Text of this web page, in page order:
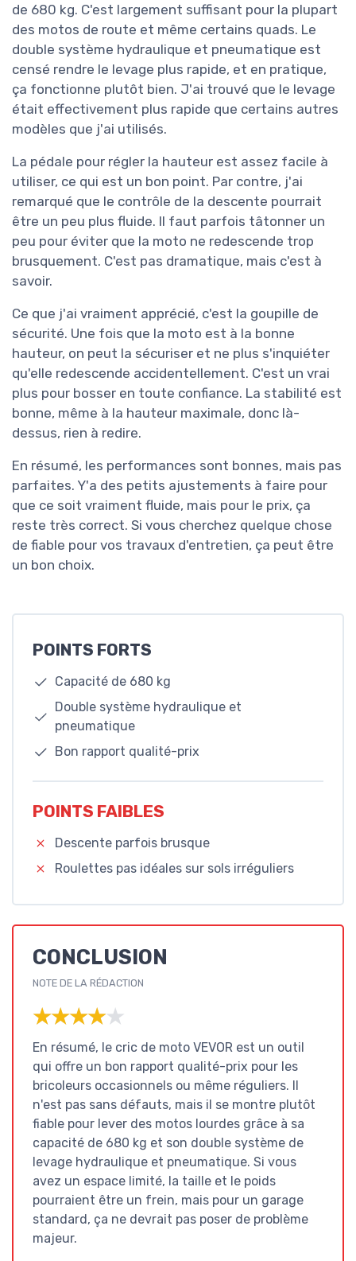
de 680 kg. C'est largement suffisant pour la plupart
des motos de route et même certains quads. Le
double système hydraulique et pneumatique est
censé rendre le levage plus rapide, et en pratique,
ça fonctionne plutôt bien. J'ai trouvé que le levage
était effectivement plus rapide que certains autres
modèles que j'ai utilisés.
La pédale pour régler la hauteur est assez facile à
utiliser, ce qui est un bon point. Par contre, j'ai
remarqué que le contrôle de la descente pourrait
être un peu plus fluide. Il faut parfois tâtonner un
peu pour éviter que la moto ne redescende trop
brusquement. C'est pas dramatique, mais c'est à
savoir.
Ce que j'ai vraiment apprécié, c'est la goupille de
sécurité. Une fois que la moto est à la bonne
hauteur, on peut la sécuriser et ne plus s'inquiéter
qu'elle redescende accidentellement. C'est un vrai
plus pour bosser en toute confiance. La stabilité est
bonne, même à la hauteur maximale, donc là-
dessus, rien à redire.
En résumé, les performances sont bonnes, mais pas
parfaites. Y'a des petits ajustements à faire pour
que ce soit vraiment fluide, mais pour le prix, ça
reste très correct. Si vous cherchez quelque chose
de fiable pour vos travaux d'entretien, ça peut être
un bon choix.
POINTS FORTS
Capacité de 680 kg
Double système hydraulique et
pneumatique
Bon rapport qualité-prix
POINTS FAIBLES
Descente parfois brusque
Roulettes pas idéales sur sols irréguliers
CONCLUSION
NOTE DE LA RÉDACTION
★★★★★
★★★★★
En résumé, le cric de moto VEVOR est un outil
qui offre un bon rapport qualité-prix pour les
bricoleurs occasionnels ou même réguliers. Il
n'est pas sans défauts, mais il se montre plutôt
fiable pour lever des motos lourdes grâce à sa
capacité de 680 kg et son double système de
levage hydraulique et pneumatique. Si vous
avez un espace limité, la taille et le poids
pourraient être un frein, mais pour un garage
standard, ça ne devrait pas poser de problème
majeur.